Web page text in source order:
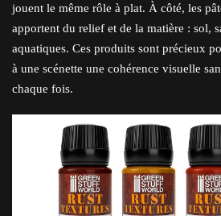
jouent le même rôle à plat. À côté, les
apportent du relief et de la matière : sol,
aquatiques. Ces produits sont précieux
à une scénette une cohérence visuelle
chaque fois.